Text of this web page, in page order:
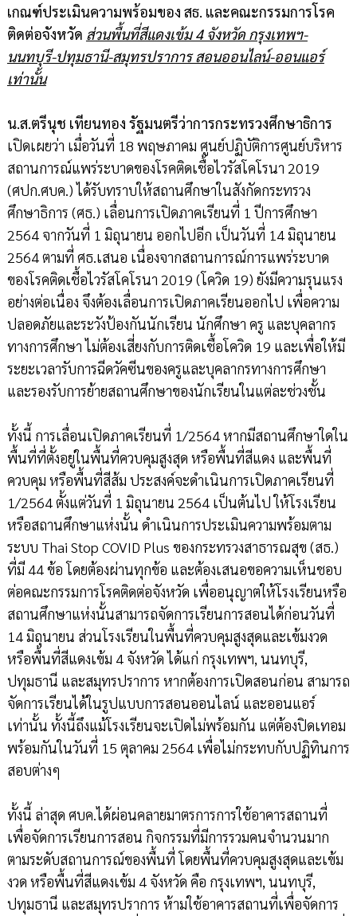
เกณฑ์ประเมินความพร้อมของ สธ. และคณะกรรมการโรค
ติดต่อจังหวัด ส่วนพื้นที่สีแดงเข้ม 4 จังหวัด กรุงเทพฯ-
นนทบุรี-ปทุมธานี-สมุทรปราการ สอนออนไลน์-ออนแอร์
เท่านั้น
น.ส.ตรีนุช เทียนทอง รัฐมนตรีว่าการกระทรวงศึกษาธิการ
เปิดเผยว่า เมื่อวันที่ 18 พฤษภาคม ศูนย์ปฏิบัติการศูนย์บริหาร
สถานการณ์แพร่ระบาดของโรคติดเชื้อไวรัสโคโรนา 2019
(ศปก.ศบค.) ได้รับทราบให้สถานศึกษาในสังกัดกระทรวง
ศึกษาธิการ (ศธ.) เลื่อนการเปิดภาคเรียนที่ 1 ปีการศึกษา
2564 จากวันที่ 1 มิถุนายน ออกไปอีก เป็นวันที่ 14 มิถุนายน
2564 ตามที่ ศธ.เสนอ เนื่องจากสถานการณ์การแพร่ระบาด
ของโรคติดเชื้อไวรัสโคโรนา 2019 (โควิด 19) ยังมีความรุนแรง
อย่างต่อเนื่อง จึงต้องเลื่อนการเปิดภาคเรียนออกไป เพื่อความ
ปลอดภัยและระวังป้องกันนักเรียน นักศึกษา ครู และบุคลากร
ทางการศึกษา ไม่ต้องเสี่ยงกับการติดเชื้อโควิด 19 และเพื่อให้มี
ระยะเวลารับการฉีดวัคซีนของครูและบุคลากรทางการศึกษา
และรองรับการย้ายสถานศึกษาของนักเรียนในแต่ละช่วงชั้น
ทั้งนี้ การเลื่อนเปิดภาคเรียนที่ 1/2564 หากมีสถานศึกษาใดใน
พื้นที่ที่ตั้งอยู่ในพื้นที่ควบคุมสูงสุด หรือพื้นที่สีแดง และพื้นที่
ควบคุม หรือพื้นที่สีส้ม ประสงค์จะดำเนินการเปิดภาคเรียนที่
1/2564 ตั้งแต่วันที่ 1 มิถุนายน 2564 เป็นต้นไป ให้โรงเรียน
หรือสถานศึกษาแห่งนั้น ดำเนินการประเมินความพร้อมตาม
ระบบ Thai Stop COVID Plus ของกระทรวงสาธารณสุข (สธ.)
ที่มี 44 ข้อ โดยต้องผ่านทุกข้อ และต้องเสนอขอความเห็นชอบ
ต่อคณะกรรมการโรคติดต่อจังหวัด เพื่ออนุญาตให้โรงเรียนหรือ
สถานศึกษาแห่งนั้นสามารถจัดการเรียนการสอนได้ก่อนวันที่
14 มิถุนายน ส่วนโรงเรียนในพื้นที่ควบคุมสูงสุดและเข้มงวด
หรือพื้นที่สีแดงเข้ม 4 จังหวัด ได้แก่ กรุงเทพฯ, นนทบุรี,
ปทุมธานี และสมุทรปราการ หากต้องการเปิดสอนก่อน สามารถ
จัดการเรียนได้ในรูปแบบการสอนออนไลน์ และออนแอร์
เท่านั้น ทั้งนี้ถึงแม้โรงเรียนจะเปิดไม่พร้อมกัน แต่ต้องปิดเทอม
พร้อมกันในวันที่ 15 ตุลาคม 2564 เพื่อไม่กระทบกับปฏิทินการ
สอบต่างๆ
ทั้งนี้ ล่าสุด ศบค.ได้ผ่อนคลายมาตรการการใช้อาคารสถานที่
เพื่อจัดการเรียนการสอน กิจกรรมที่มีการรวมคนจำนวนมาก
ตามระดับสถานการณ์ของพื้นที่ โดยพื้นที่ควบคุมสูงสุดและเข้ม
งวด หรือพื้นที่สีแดงเข้ม 4 จังหวัด คือ กรุงเทพฯ, นนทบุรี,
ปทุมธานี และสมุทรปราการ ห้ามใช้อาคารสถานที่เพื่อจัดการ